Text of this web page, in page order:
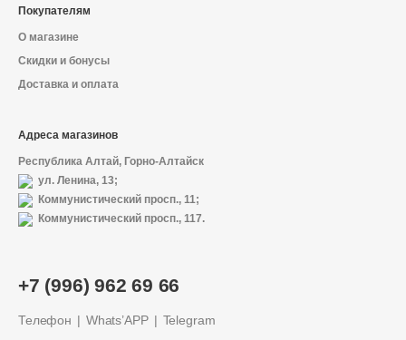
+7 (996) 962 69 66
Телефон Whats’APP Telegram
Покупателям
О магазине
Скидки и бонусы
Доставка и оплата
Адреса магазинов
Республика Алтай, Горно-Алтайск
ул. Ленина, 13;
Коммунистический просп., 11;
Коммунистический просп., 117.